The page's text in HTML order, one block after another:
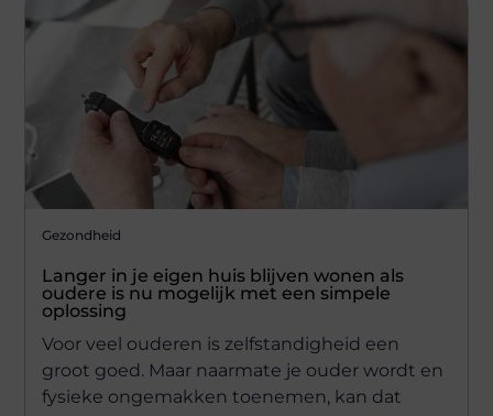
Gezondheid
Langer in je eigen huis blijven wonen als
oudere is nu mogelijk met een simpele
oplossing
Voor veel ouderen is zelfstandigheid een
groot goed. Maar naarmate je ouder wordt en
fysieke ongemakken toenemen, kan dat